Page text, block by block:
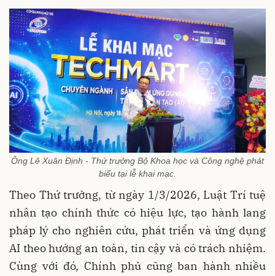
Ông Lê Xuân Định - Thứ trưởng Bộ Khoa học và Công nghệ phát
biểu tại lễ khai mạc.
Theo Thứ trưởng, từ ngày 1/3/2026, Luật Trí tuệ
nhân tạo chính thức có hiệu lực, tạo hành lang
pháp lý cho nghiên cứu, phát triển và ứng dụng
AI theo hướng an toàn, tin cậy và có trách nhiệm.
Cùng với đó, Chính phủ cũng ban hành nhiều